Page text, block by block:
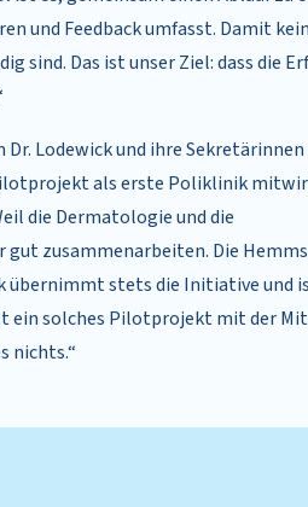
und Feedback umfasst. Damit
sind. Das ist unser Ziel: dass die
Dr. Lodewick und ihre
als erste Poliklinik
die Dermatologie und die
zusammenarbeiten. Die
übernimmt stets die Initiative und
ein solches Pilotprojekt mit der
nichts.“